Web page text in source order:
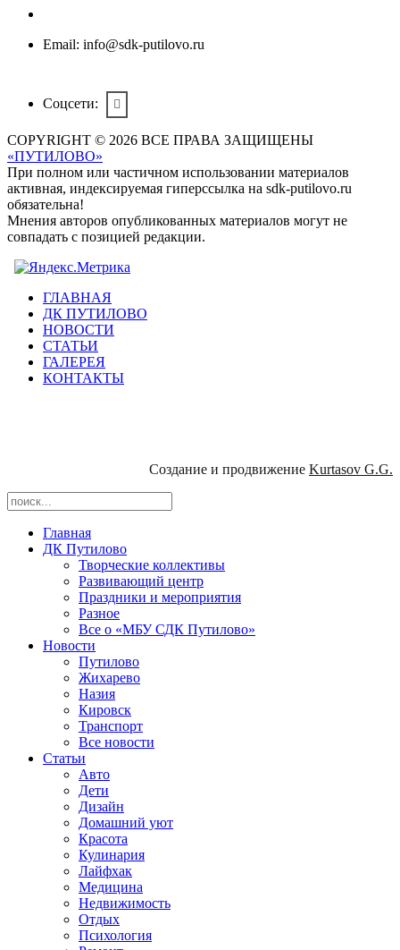
Email: info@sdk-putilovo.ru
Соцсети:
COPYRIGHT © 2026 ВСЕ ПРАВА ЗАЩИЩЕНЫ
«ПУТИЛОВО»
При полном или частичном использовании материалов
активная, индексируемая гиперссылка на sdk-putilovo.ru
обязательна!
Мнения авторов опубликованных материалов могут не
совпадать с позицией редакции.
ГЛАВНАЯ
ДК ПУТИЛОВО
НОВОСТИ
СТАТЬИ
ГАЛЕРЕЯ
КОНТАКТЫ
Создание и продвижение Kurtasov G.G.
Главная
ДК Путилово
Творческие коллективы
Развивающий центр
Праздники и мероприятия
Разное
Все о «МБУ СДК Путилово»
Новости
Путилово
Жихарево
Назия
Кировск
Транспорт
Все новости
Статьи
Авто
Дети
Дизайн
Домашний уют
Красота
Кулинария
Лайфхак
Медицина
Недвижимость
Отдых
Психология